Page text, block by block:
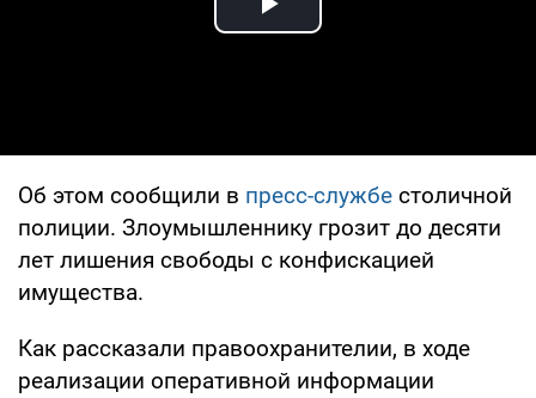
Play Video
Об этом сообщили в пресс-службе столичной
полиции. Злоумышленнику грозит до десяти
лет лишения свободы с конфискацией
имущества.
Как рассказали правоохранителии, в ходе
реализации оперативной информации